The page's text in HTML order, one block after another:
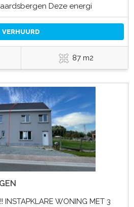
Deze energi
VERHUURD
87 m2
INSTAPKLARE WONING MET 3